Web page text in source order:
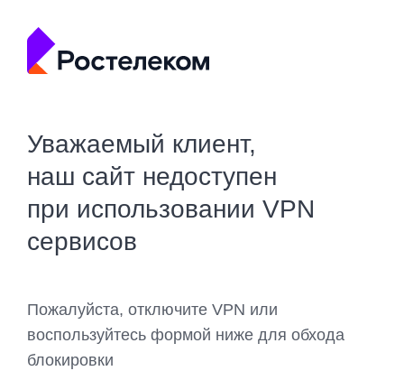
Уважаемый клиент,
наш сайт недоступен
при использовании VPN
сервисов
Пожалуйста, отключите VPN или
воспользуйтесь формой ниже для обхода
блокировки